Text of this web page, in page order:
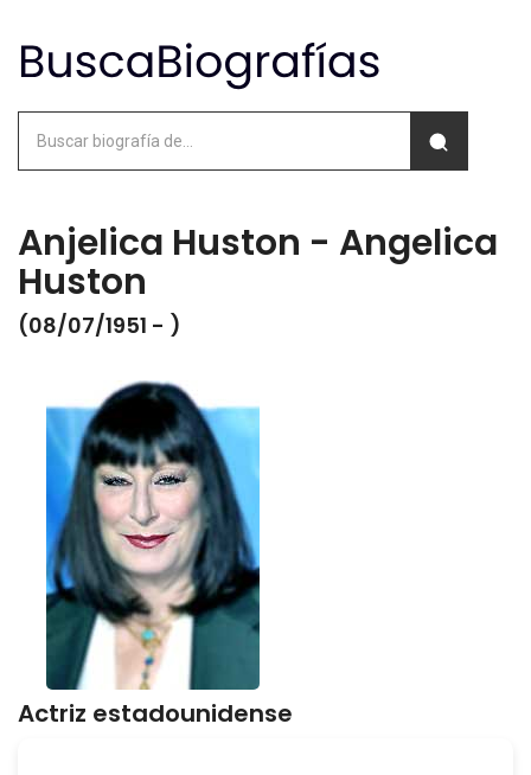
Anjelica Huston - Angelica
Huston
(08/07/1951 - )
Actriz estadounidense